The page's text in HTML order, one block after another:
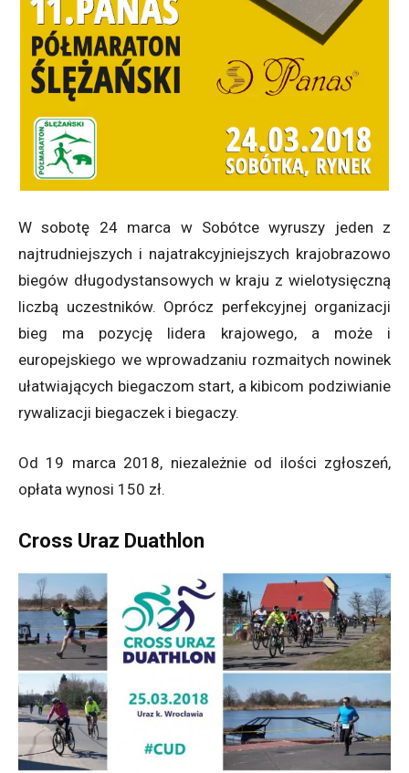
W sobotę 24 marca w Sobótce wyruszy jeden z
najtrudniejszych i najatrakcyjniejszych krajobrazowo
biegów długodystansowych w kraju z wielotysięczną
liczbą uczestników. Oprócz perfekcyjnej organizacji
bieg ma pozycję lidera krajowego, a może i
europejskiego we wprowadzaniu rozmaitych nowinek
ułatwiających biegaczom start, a kibicom podziwianie
rywalizacji biegaczek i biegaczy.
Od 19 marca 2018, niezależnie od ilości zgłoszeń,
opłata wynosi 150 zł.
Cross Uraz Duathlon